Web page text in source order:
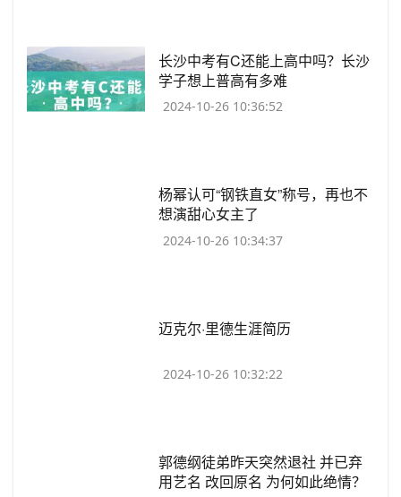
​长沙中考有C还能上高中吗？长沙
学子想上普高有多难
2024-10-26 10:36:52
​杨幂认可“钢铁直女”称号，再也不
想演甜心女主了
2024-10-26 10:34:37
​迈克尔·里德生涯简历
2024-10-26 10:32:22
​郭德纲徒弟昨天突然退社 并已弃
用艺名 改回原名 为何如此绝情？